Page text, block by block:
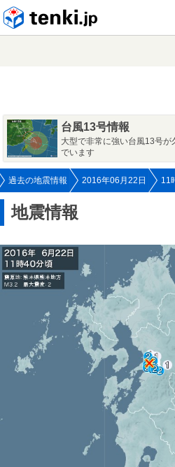
台風13号情報
大型で非常に強い台風13号
でいます
過去の地震情報 2016年06月22日 11
地震情報